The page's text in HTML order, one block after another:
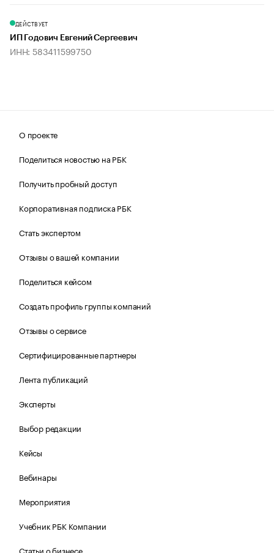
ДЕЙСТВУЕТ
ИП Годович Евгений Сергеевич
ИНН: 583411599750
О проекте
Поделиться новостью на РБК
Получить пробный доступ
Корпоративная подписка РБК
Стать экспертом
Отзывы о вашей компании
Поделиться кейсом
Создать профиль группы компаний
Отзывы о сервисе
Сертифицированные партнеры
Лента публикаций
Эксперты
Выбор редакции
Кейсы
Вебинары
Мероприятия
Учебник РБК Компании
Статьи о бизнесе